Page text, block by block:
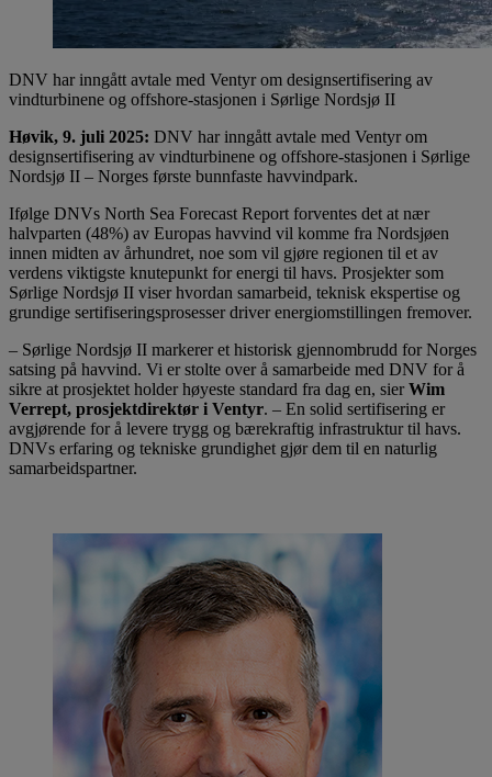
DNV har inngått avtale med Ventyr om designsertifisering av
vindturbinene og offshore-stasjonen i Sørlige Nordsjø II
Høvik, 9. juli 2025: DNV har inngått avtale med Ventyr om
designsertifisering av vindturbinene og offshore-stasjonen i Sørlige
Nordsjø II – Norges første bunnfaste havvindpark.
Ifølge DNVs North Sea Forecast Report forventes det at nær
halvparten (48%) av Europas havvind vil komme fra Nordsjøen
innen midten av århundret, noe som vil gjøre regionen til et av
verdens viktigste knutepunkt for energi til havs. Prosjekter som
Sørlige Nordsjø II viser hvordan samarbeid, teknisk ekspertise og
grundige sertifiseringsprosesser driver energiomstillingen fremover.
– Sørlige Nordsjø II markerer et historisk gjennombrudd for Norges
satsing på havvind. Vi er stolte over å samarbeide med DNV for å
sikre at prosjektet holder høyeste standard fra dag en, sierWim
Verrept, prosjektdirektør i Ventyr. – En solid sertifisering er
avgjørende for å levere trygg og bærekraftig infrastruktur til havs.
DNVs erfaring og tekniske grundighet gjør dem til en naturlig
samarbeidspartner.